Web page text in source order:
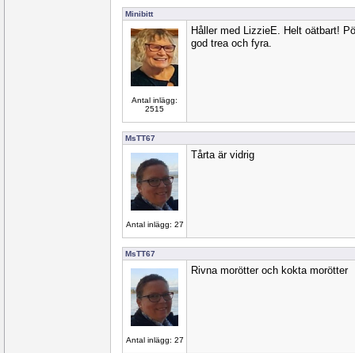
Minibitt
Antal inlägg:
2515
Håller med LizzieE. Helt oätbart!
god trea och fyra.
MsTT67
Antal inlägg: 27
Tårta är vidrig
MsTT67
Antal inlägg: 27
Rivna morötter och kokta morötter